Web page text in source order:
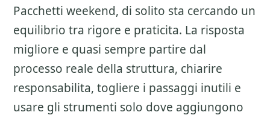
Pacchetti weekend, di solito sta cercando un
equilibrio tra rigore e praticita. La risposta
migliore e quasi sempre partire dal
processo reale della struttura, chiarire
responsabilita, togliere i passaggi inutili e
usare gli strumenti solo dove aggiungono